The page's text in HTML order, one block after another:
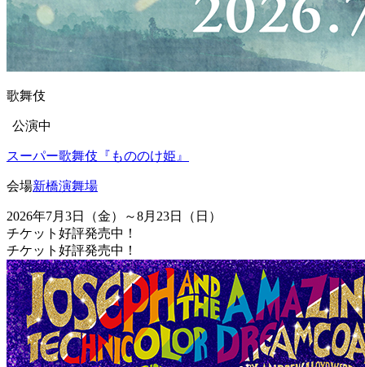
歌舞伎
公演中
スーパー歌舞伎『もののけ姫』
会場新橋演舞場
2026年7月3日（金）～8月23日（日）
チケット好評発売中！
チケット好評発売中！